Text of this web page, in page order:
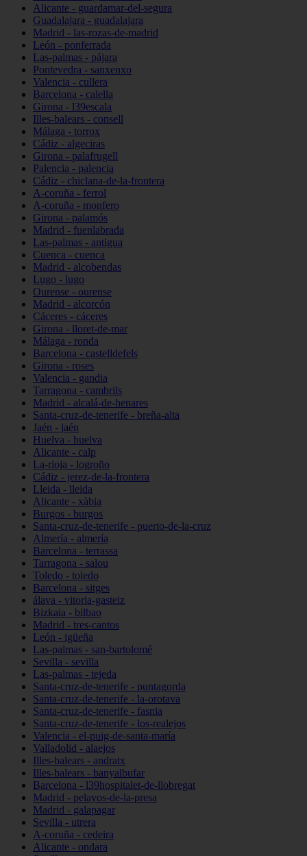
Alicante - guardamar-del-segura
Guadalajara - guadalajara
Madrid - las-rozas-de-madrid
León - ponferrada
Las-palmas - pájara
Pontevedra - sanxenxo
Valencia - cullera
Barcelona - calella
Girona - l39escala
Illes-balears - consell
Málaga - torrox
Cádiz - algeciras
Girona - palafrugell
Palencia - palencia
Cádiz - chiclana-de-la-frontera
A-coruña - ferrol
A-coruña - monfero
Girona - palamós
Madrid - fuenlabrada
Las-palmas - antigua
Cuenca - cuenca
Madrid - alcobendas
Lugo - lugo
Ourense - ourense
Madrid - alcorcón
Cáceres - cáceres
Girona - lloret-de-mar
Málaga - ronda
Barcelona - castelldefels
Girona - roses
Valencia - gandia
Tarragona - cambrils
Madrid - alcalá-de-henares
Santa-cruz-de-tenerife - breña-alta
Jaén - jaén
Huelva - huelva
Alicante - calp
La-rioja - logroño
Cádiz - jerez-de-la-frontera
Lleida - lleida
Alicante - xàbia
Burgos - burgos
Santa-cruz-de-tenerife - puerto-de-la-cruz
Almería - almería
Barcelona - terrassa
Tarragona - salou
Toledo - toledo
Barcelona - sitges
álava - vitoria-gasteiz
Bizkaia - bilbao
Madrid - tres-cantos
León - igüeña
Las-palmas - san-bartolomé
Sevilla - sevilla
Las-palmas - tejeda
Santa-cruz-de-tenerife - puntagorda
Santa-cruz-de-tenerife - la-orotava
Santa-cruz-de-tenerife - fasnia
Santa-cruz-de-tenerife - los-realejos
Valencia - el-puig-de-santa-maría
Valladolid - alaejos
Illes-balears - andratx
Illes-balears - banyalbufar
Barcelona - l39hospitalet-de-llobregat
Madrid - pelayos-de-la-presa
Madrid - galapagar
Sevilla - utrera
A-coruña - cedeira
Alicante - ondara